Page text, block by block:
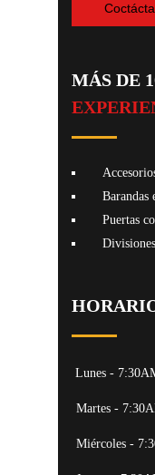
MÁS DE
Barandas
Puertas
Lunes -
Martes -
Miércoles -